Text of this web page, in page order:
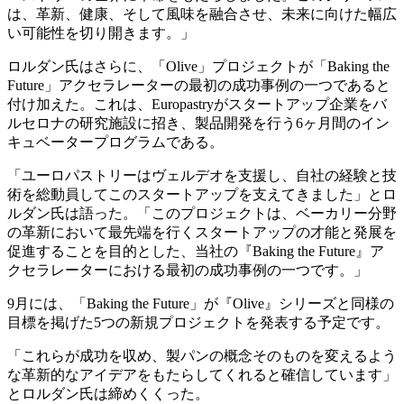
は、革新、健康、そして風味を融合させ、未来に向けた幅広
い可能性を切り開きます。」
ロルダン氏はさらに、「Olive」プロジェクトが「Baking the
Future」アクセラレーターの最初の成功事例の一つであると
付け加えた。これは、Europastryがスタートアップ企業をバ
ルセロナの研究施設に招き、製品開発を行う6ヶ月間のイン
キュベータープログラムである。
「ユーロパストリーはヴェルデオを支援し、自社の経験と技
術を総動員してこのスタートアップを支えてきました」とロ
ルダン氏は語った。「このプロジェクトは、ベーカリー分野
の革新において最先端を行くスタートアップの才能と発展を
促進することを目的とした、当社の『Baking the Future』ア
クセラレーターにおける最初の成功事例の一つです。」
9月には、「Baking the Future」が『Olive』シリーズと同様の
目標を掲げた5つの新規プロジェクトを発表する予定です。
「これらが成功を収め、製パンの概念そのものを変えるよう
な革新的なアイデアをもたらしてくれると確信しています」
とロルダン氏は締めくくった。